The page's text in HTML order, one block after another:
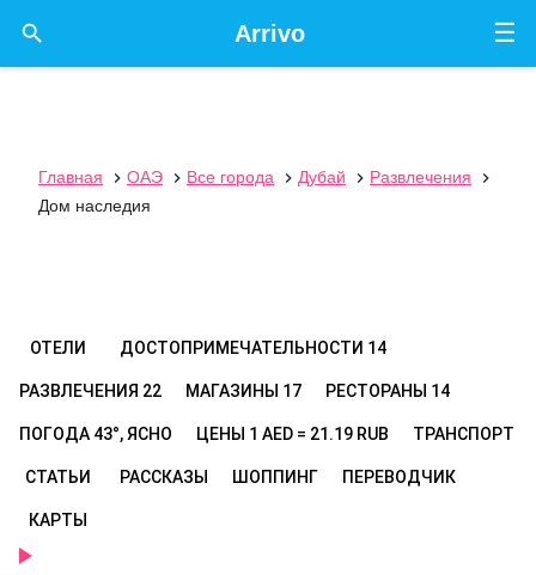
☰
Arrivo

Главная  ОАЭ  Все города  Дубай  Развлечения

Дом наследия
ОТЕЛИ ДОСТОПРИМЕЧАТЕЛЬНОСТИ 14
РАЗВЛЕЧЕНИЯ 22 МАГАЗИНЫ 17 РЕСТОРАНЫ 14
ПОГОДА 43°, ЯСНО ЦЕНЫ 1 AED = 21.19 RUB ТРАНСПОРТ
СТАТЬИ РАССКАЗЫ ШОППИНГ ПЕРЕВОДЧИК
КАРТЫ
